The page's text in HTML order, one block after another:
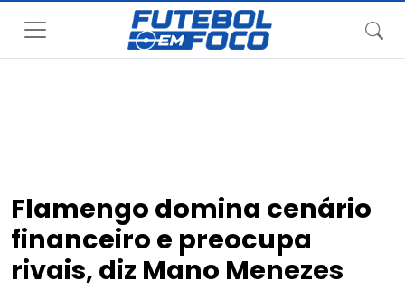
Flamengo domina cenário
financeiro e preocupa
rivais, diz Mano Menezes